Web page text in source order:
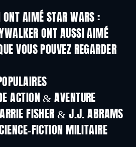
ONT AIMÉ STAR WARS :
ONT AUSSI AIMÉ
VOUS POUVEZ REGARDER
ACTION & AVENTURE
FISHER & J.J. ABRAMS
FICTION MILITAIRE